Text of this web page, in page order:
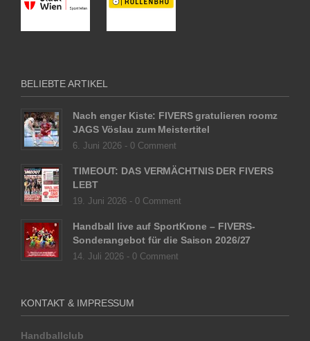
BELIEBTE ARTIKEL
Nach enger Kiste: FIVERS gratulieren roomz
JAGS Vöslau zum Meistertitel
6. Juni 2026 - 0 Comment
TIMEOUT: DAS VERMÄCHTNIS DER FIVERS
LEBT
19. Juni 2026 - 0 Comment
Handball live auf SportKrone – FIVERS-
Sonderangebot für die Saison 2026/27
14. Juli 2026 - 0 Comment
KONTAKT & IMPRESSUM
Handballclub